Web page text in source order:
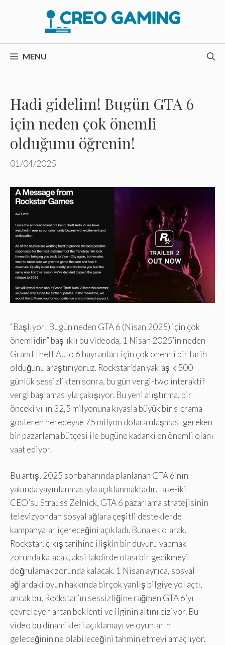
MENU
Hadi gidelim! Bugün GTA 6
için neden çok önemli
olduğunu öğrenin!
01/04/2025
“Başlıyor! Bugün neden GTA 6 (Nisan 2025) için çok
önemlidir” başlıklı bu videoda, 1 Nisan 2025’in neden
Grand Theft Auto 6 hayranları için çok önemli bir tarih
olduğunu araştırıyoruz. Rockstar’dan yaklaşık 500
günlük sessizlikten sonra, bu gün vergi-two interaktif
vergi başlamasıyla çakışıyor. Bu yeni alıştırma, bir
önceki yılın 32,5 milyonuna kıyasla büyük bir sıçrama
gösteren neredeyse 75 milyon dolara ulaşması gereken
bir pazarlama bütçesi ile bugüne kadarki en önemli olanı
vaat ediyor.
Bu artış, 2025 sonbaharında planlanan GTA 6’nın
yakında yayınlanmasıyla açıklanmaktadır. Take-iki
CEO’su Strauss Zelnick, GTA 6 pazarlama stratejisinin
televizyondan sosyal ağlara çeşitli desteklerde
kampanyalar içereceğini açıkladı. Buna ek olarak,
Rockstar, çıkış tarihine ilişkin bir duyuru yapmak
zorunda kalacak, aksi takdirde olası bir gecikmeyi
doğrulamak zorunda kalacak. 1 Nisan ayrıca, sosyal
ağlardaki oyun hakkında birçok yanlış bilgiye yol açtı,
ancak bu, Rockstar’ın sessizliğine rağmen GTA 6’yı
çevreleyen artan beklenti ve ilginin altını çiziyor. Bu
video bu dinamikleri açıklamayı ve oyunların
geleceğinin ne olabileceğini tahmin etmeyi amaçlıyor.